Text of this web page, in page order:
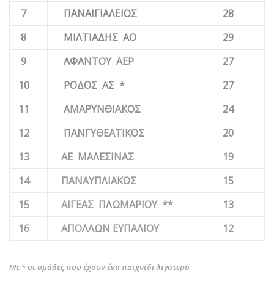
7
ΠΑΝΑΙΓΙΑΛΕΙΟΣ
28
8
ΜΙΛΤΙΑΔΗΣ ΑΟ
29
9
ΑΦΑΝΤΟΥ ΑΕΡ
27
10
ΡΟΔΟΣ ΑΣ *
27
11
ΑΜΑΡΥΝΘΙΑΚΟΣ
24
12
ΠΑΝΓΥΘΕΑΤΙΚΟΣ
20
13
ΑΕ ΜΑΛΕΣΙΝΑΣ
19
14
ΠΑΝΑΥΠΛΙΑΚΟΣ
15
15
ΑΙΓΕΑΣ ΠΛΩΜΑΡΙΟΥ **
13
16
ΑΠΟΛΛΩΝ ΕΥΠΑΛΙΟΥ 12
Με * οι ομάδες που έχουν ένα παιχνίδι λιγότερο